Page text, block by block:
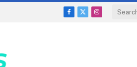
Facebook
X
Instagram